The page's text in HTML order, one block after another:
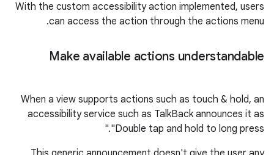
With the custom accessibility action implemented, users
can access the action through the actions menu
.
Make available actions understandable
When a view supports actions such as touch & hold, an
accessibility service such as TalkBack announces it as
"Double tap and hold to long press."